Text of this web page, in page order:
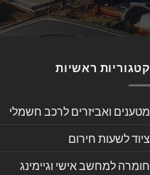
קטגוריות ראשיות
מטענים ואביזרים לרכב חשמלי
ציוד לשעות חירום
חומרה למחשב אישי וגיימינג